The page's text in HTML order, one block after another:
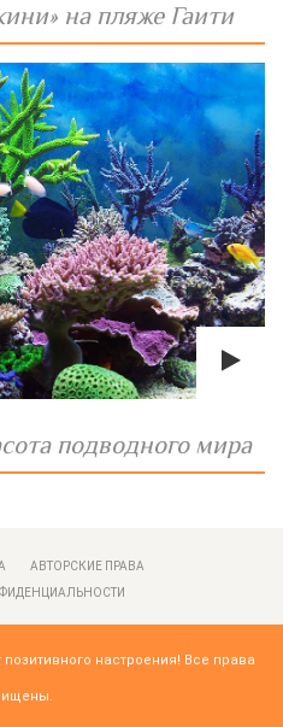
на пляже Гаити
подводного мира
АВТОРСКИЕ ПРАВА
настроения! Все права